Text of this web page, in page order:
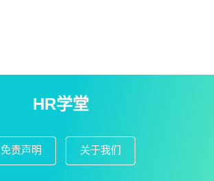
HR学堂
免责声明 关于我们